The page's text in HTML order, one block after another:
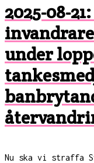
2025-08-
under
Nu ska vi straffa